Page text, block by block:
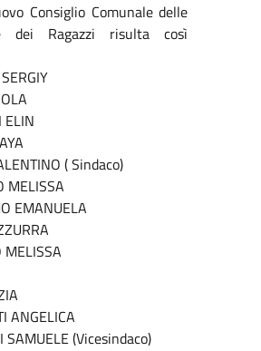
Consiglio Comunale delle
dei Ragazzi risulta così
ELIN
( Sindaco)
MELISSA
EMANUELA
MELISSA
ANGELICA
SAMUELE (Vicesindaco)